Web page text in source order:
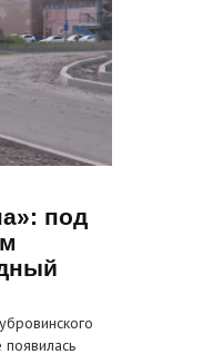
под